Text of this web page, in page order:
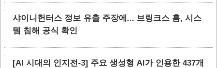
샤이니헌터스 정보 유출 주장에... 브링크스 홈, 시스
템 침해 공식 확인
[AI 시대의 인지전-3] 주요 생성형 AI가 인용한 437개